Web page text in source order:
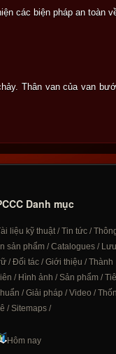
các biện pháp an toàn
Thân van của van
Danh mục
liệu kỹ thuật/Tin tức/
sản phẩm/Catalogues/ Lưu
/Đối tác/Giới thiệu /Thành
/ Hình ảnh /Sản phẩm/
/Giải pháp /Video /
/Sitemaps/
Hôm nay